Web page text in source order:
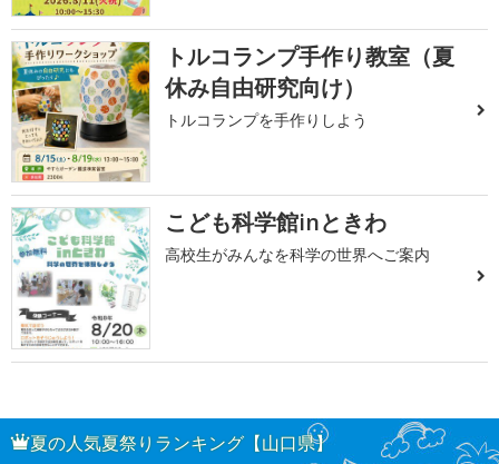
トルコランプ手作り教室（夏
休み自由研究向け）
トルコランプを手作りしよう
こども科学館inときわ
高校生がみんなを科学の世界へご案内
夏の人気夏祭りランキング【山口県】